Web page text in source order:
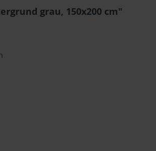
grau, 150x200 cm"